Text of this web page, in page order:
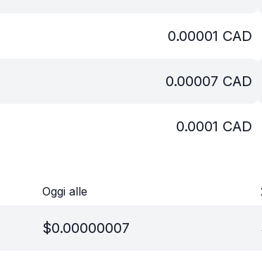
0.00001 CAD
0.00007 CAD
0.0001 CAD
Oggi alle
$0.00000007